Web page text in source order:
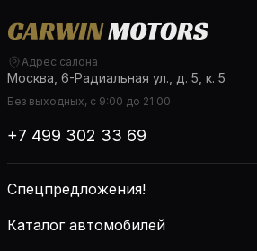
Адрес салона
Москва, 6-Радиальная ул., д. 5, к. 5
Без выходных, с 9:00 до 21:00
+7 499 302 33 69
Спецпредложения!
Каталог автомобилей